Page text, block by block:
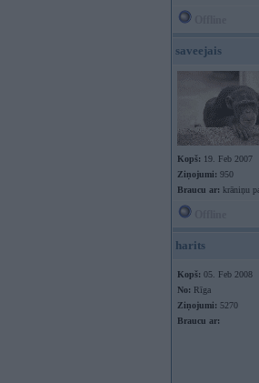
saveejais
Kopš: 19. Feb 2007
Ziņojumi: 950
Braucu ar: krāniņu
harits
Kopš: 05. Feb 2008
No: Rīga
Ziņojumi: 5270
Braucu ar: